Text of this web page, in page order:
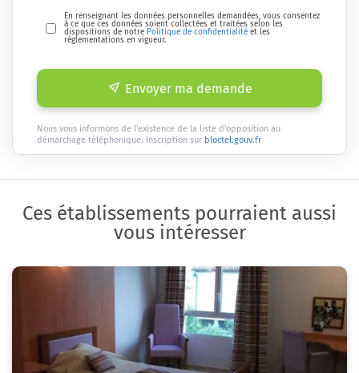
En renseignant les données personnelles demandées, vous consentez
à ce que ces données soient collectées et traitées selon les
dispositions de notre Politique de confidentialité et les
réglementations en vigueur.
Envoyer ma demande
Nous vous informons de l'existence de la liste d'opposition au
démarchage téléphonique. Inscription sur bloctel.gouv.fr
Ces établissements pourraient aussi
vous intéresser